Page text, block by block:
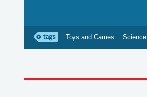
Toys and Games Science